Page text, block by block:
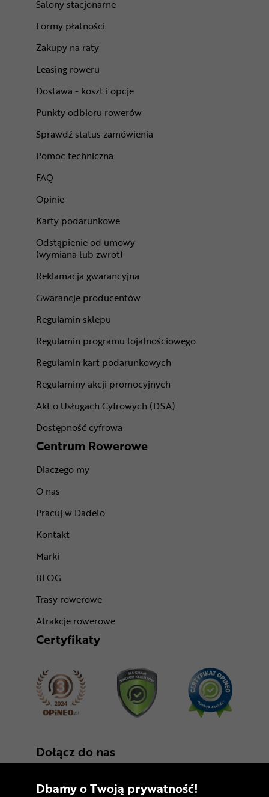
Salony stacjonarne
Formy płatności
Zakupy na raty
Leasing roweru
Dostawa - koszt i opcje
Punkty odbioru rowerów
Sprawdź status zamówienia
Pomoc techniczna
FAQ
Opinie
Karty podarunkowe
Odstąpienie od umowy
(wymiana lub zwrot)
Reklamacja gwarancyjna
Gwarancje producentów
Regulamin sklepu
Regulamin programu lojalnościowego
Regulamin kart podarunkowych
Regulaminy akcji promocyjnych
Akt o Usługach Cyfrowych (DSA)
Dostępność cyfrowa
Centrum Rowerowe
Dlaczego my
O nas
Pracuj w Dadelo
Kontakt
Marki
BLOG
Trasy rowerowe
Atrakcje rowerowe
Certyfikaty
Dołącz do nas
Dbamy o Twoją prywatność!